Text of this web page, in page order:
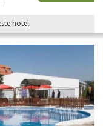
hotel